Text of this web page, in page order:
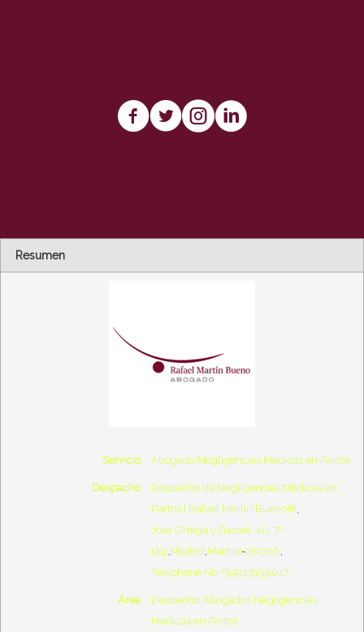
Resumen
Servicio Abogado Negligencias Médicas en Partos
Despacho
Despacho de Negligencias Médicas en
Partos | Rafael Martín Bueno®,
José Ortega y Gasset, 40, 7º
Izq,,Madrid,Madrid-28006,
Telephone No.+34913199017
Área
Despacho Abogados Negligencias
Médicas en Partos